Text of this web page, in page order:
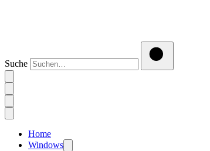
Suche
Home
Windows